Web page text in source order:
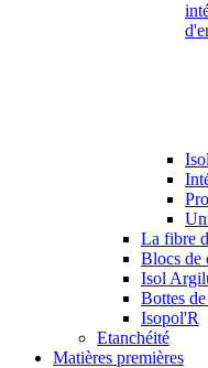
La fibre
Blocs de
Isol
Bottes
Isopol'R
Etanchéité
Matières premières